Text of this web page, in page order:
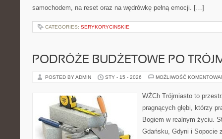
samochodem, na reset oraz na wędrówkę pełną emocji. […]
CATEGORIES: SERYKORYCINSKIE
PODRÓŻE BUDŻETOWE PO
POSTED BY ADMIN STY - 15 - 2026 MOŻLIWOŚĆ
WŻCh Trójmiasto to
pragnących głębi, którzy
Bogiem w realnym życiu.
Gdańsku, Gdyni i Sopocie